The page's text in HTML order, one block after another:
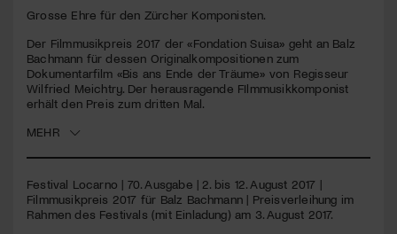
seconds
Grosse Ehre für den Zürcher Komponisten.
Der Filmmusikpreis 2017 der «Fondation Suisa» geht an Balz
Bachmann für dessen Originalkompositionen zum
Dokumentarfilm «Bis ans Ende der Träume» von Regisseur
Wilfried Meichtry. Der herausragende FIlmmusikkomponist
erhält den Preis zum dritten Mal.
MEHR
Festival Locarno | 70. Ausgabe | 2. bis 12. August 2017 |
Filmmusikpreis 2017 für Balz Bachmann | Preisverleihung im
Rahmen des Festivals (mit Einladung) am 3. August 2017.
Jetzt Mitglied werden